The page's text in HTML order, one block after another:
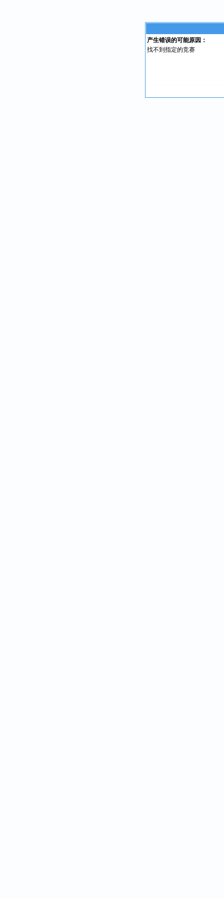
产生错误的可能原因：
找不到指定的竞赛